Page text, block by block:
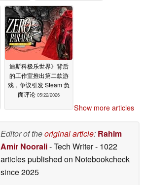
迪斯科极乐世界》背后
的工作室推出第二款游
戏，争议引发 Steam 负
面评论 05/22/2026
Show more articles
Editor of theoriginal article: Rahim
Amir Noorali- Tech Writer- 1022
articles published on Notebookcheck
since 2025